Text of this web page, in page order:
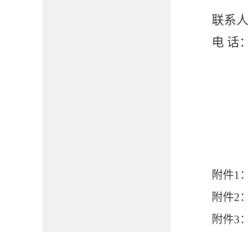
联系人
电 话：
附件1
附件2
附件3